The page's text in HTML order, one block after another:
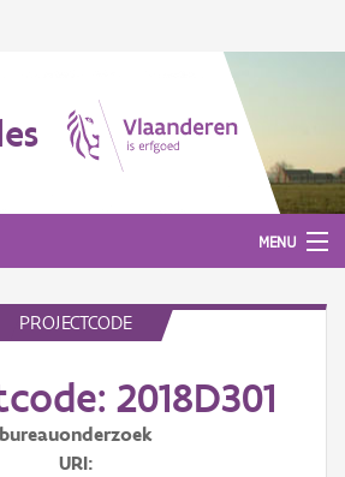
MENU
PROJECTCODE
2018D301
bureauonderzoek
URI